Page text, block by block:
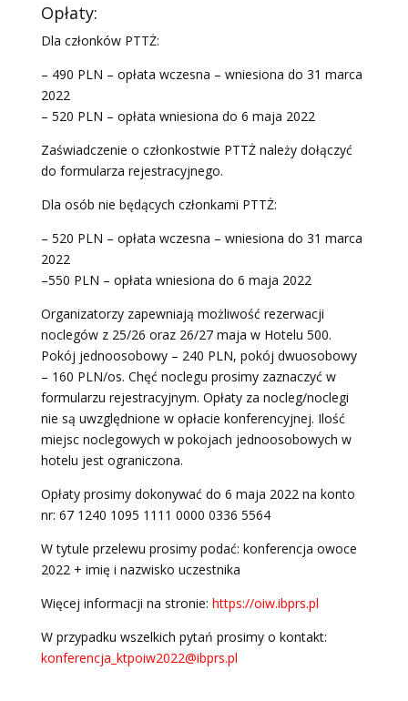
Opłaty:
Dla członków PTTŻ:
– 490 PLN – opłata wczesna – wniesiona do 31 marca
2022
– 520 PLN – opłata wniesiona do 6 maja 2022
Zaświadczenie o członkostwie PTTŻ należy dołączyć
do formularza rejestracyjnego.
Dla osób nie będących członkami PTTŻ:
– 520 PLN – opłata wczesna – wniesiona do 31 marca
2022
–550 PLN – opłata wniesiona do 6 maja 2022
Organizatorzy zapewniają możliwość rezerwacji
noclegów z 25/26 oraz 26/27 maja w Hotelu 500.
Pokój jednoosobowy – 240 PLN, pokój dwuosobowy
– 160 PLN/os. Chęć noclegu prosimy zaznaczyć w
formularzu rejestracyjnym. Opłaty za nocleg/noclegi
nie są uwzględnione w opłacie konferencyjnej. Ilość
miejsc noclegowych w pokojach jednoosobowych w
hotelu jest ograniczona.
Opłaty prosimy dokonywać do 6 maja 2022 na konto
nr: 67 1240 1095 1111 0000 0336 5564
W tytule przelewu prosimy podać: konferencja owoce
2022 + imię i nazwisko uczestnika
Więcej informacji na stronie: https://oiw.ibprs.pl
W przypadku wszelkich pytań prosimy o kontakt:
konferencja_ktpoiw2022@ibprs.pl